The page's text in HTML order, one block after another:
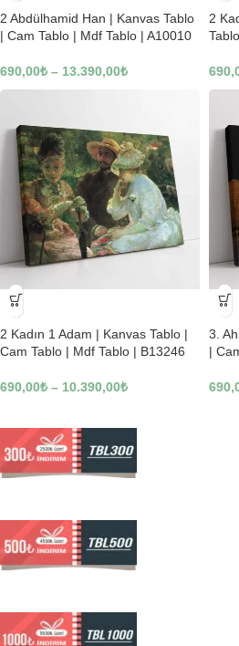
2 Abdülhamid Han | Kanvas Tablo
| Cam Tablo | Mdf Tablo | A10010
690,00₺ – 13.390,00₺
2
-23%
2 Kadın 1 Adam | Kanvas Tablo |
Cam Tablo | Mdf Tablo | B13246
690,00₺ – 10.390,00₺
-23%
3.
|